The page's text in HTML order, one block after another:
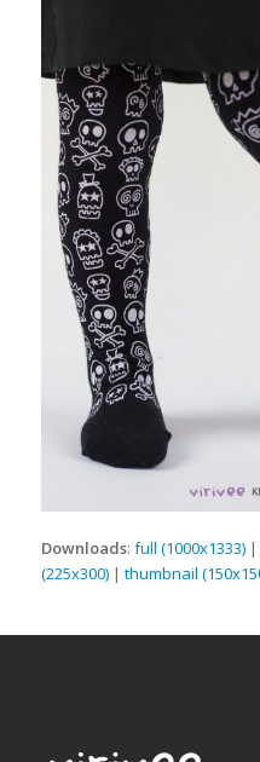
Downloads: full (1000x1333)|
(225x300)| thumbnail